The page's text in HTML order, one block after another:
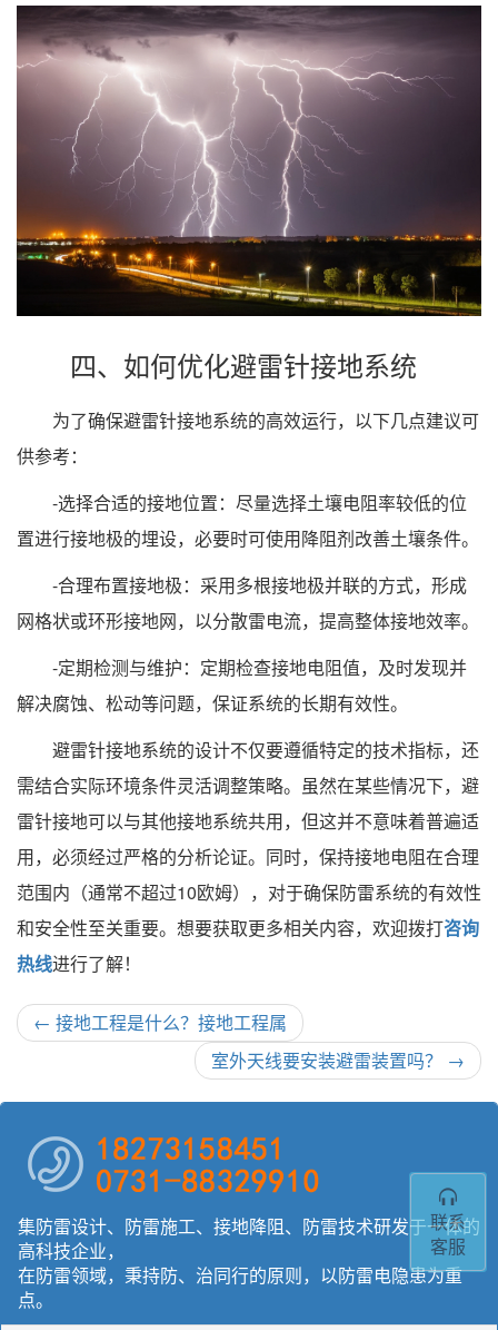
联系
客服
四、如何优化避雷针接地系统
为了确保避雷针接地系统的高效运行，以下几点建议可
供参考：
-选择合适的接地位置：尽量选择土壤电阻率较低的位
置进行接地极的埋设，必要时可使用降阻剂改善土壤条件。
-合理布置接地极：采用多根接地极并联的方式，形成
网格状或环形接地网，以分散雷电流，提高整体接地效率。
-定期检测与维护：定期检查接地电阻值，及时发现并
解决腐蚀、松动等问题，保证系统的长期有效性。
避雷针接地系统的设计不仅要遵循特定的技术指标，还
需结合实际环境条件灵活调整策略。虽然在某些情况下，避
雷针接地可以与其他接地系统共用，但这并不意味着普遍适
用，必须经过严格的分析论证。同时，保持接地电阻在合理
范围内（通常不超过10欧姆），对于确保防雷系统的有效性
和安全性至关重要。想要获取更多相关内容，欢迎拨打咨询
热线进行了解！
← 接地工程是什么？接地工程属
室外天线要安装避雷装置吗？ →
集防雷设计、防雷施工、接地降阻、防雷技术研发于一体的
高科技企业，
在防雷领域，秉持防、治同行的原则，以防雷电隐患为重
点。